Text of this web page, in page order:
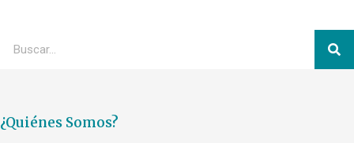
¿Quiénes Somos?